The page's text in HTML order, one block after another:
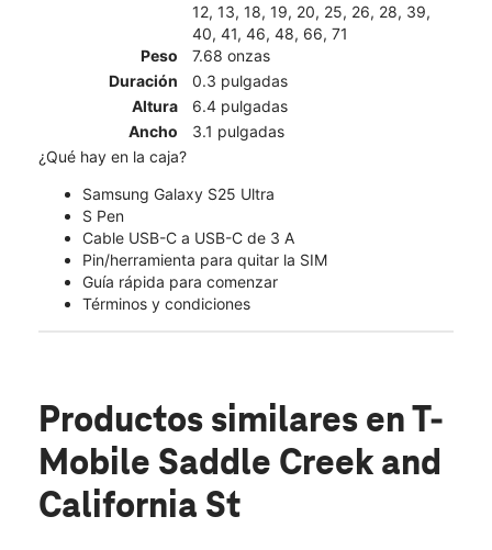
12, 13, 18, 19, 20, 25, 26, 28, 39,
40, 41, 46, 48, 66, 71
Peso
7.68 onzas
Duración
0.3 pulgadas
Altura
6.4 pulgadas
Ancho
3.1 pulgadas
¿Qué hay en la caja?
Samsung Galaxy S25 Ultra
S Pen
Cable USB-C a USB-C de 3 A
Pin/herramienta para quitar la SIM
Guía rápida para comenzar
Términos y condiciones
Productos similares en T-
Mobile Saddle Creek and
California St